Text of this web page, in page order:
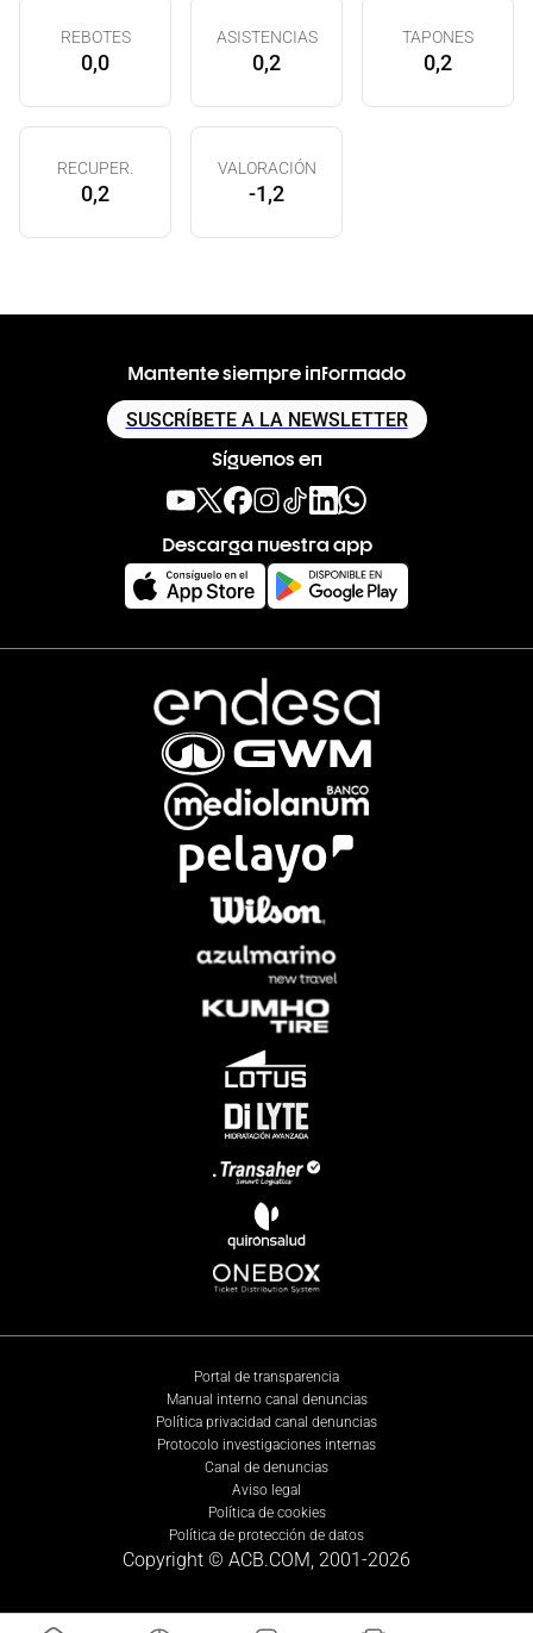
REBOTES
0,0
ASISTENCIAS
0,2
TAPONES
0,2
RECUPER.
0,2
VALORACIÓN
-1,2
Mantente siempre informado
SUSCRÍBETE A LA NEWSLETTER
Síguenos en
Descarga nuestra app
Portal de transparencia
Manual interno canal denuncias
Política privacidad canal denuncias
Protocolo investigaciones internas
Canal de denuncias
Aviso legal
Política de cookies
Política de protección de datos
Copyright © ACB.COM, 2001-2026